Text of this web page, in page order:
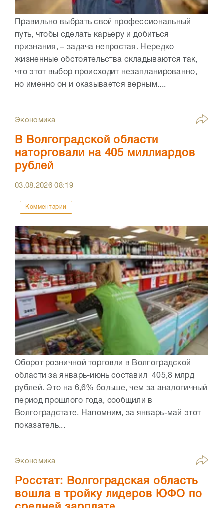
Правильно выбрать свой профессиональный
путь, чтобы сделать карьеру и добиться
признания, – задача непростая. Нередко
жизненные обстоятельства складываются так,
что этот выбор происходит незапланированно,
но именно он и оказывается верным....
Экономика
В Волгоградской области
наторговали на 405 миллиардов
рублей
03.08.202608:19
Комментарии
Оборот розничной торговли в Волгоградской
области за январь-июнь составил 405,8 млрд
рублей. Это на 6,6% больше, чем за аналогичный
период прошлого года, сообщили в
Волгоградстате. Напомним, за январь-май этот
показатель...
Экономика
Росстат: Волгоградская область
вошла в тройку лидеров ЮФО по